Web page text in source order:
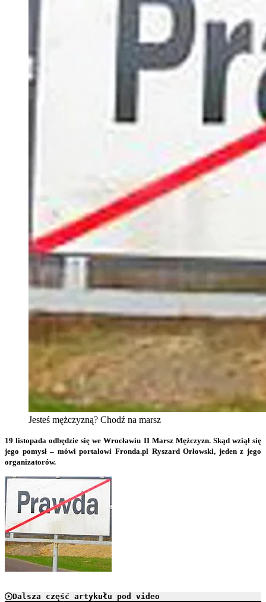
Jesteś mężczyzną? Chodź na marsz
19 listopada odbędzie się we Wrocławiu II Marsz Mężczyzn. Skąd wziął się
jego pomysł – mówi portalowi Fronda.pl Ryszard Orłowski, jeden z jego
organizatorów.
Dalsza część artykułu pod video